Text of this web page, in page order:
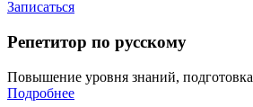
Записаться
Репетитор по русскому
Повышение уровня знаний,
Подробнее